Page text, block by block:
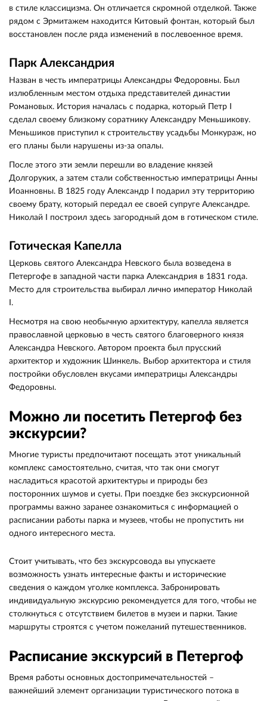
в стиле классицизма. Он отличается скромной отделкой. Также
рядом с Эрмитажем находится Китовый фонтан, который был
восстановлен после ряда изменений в послевоенное время.
Парк Александрия
Назван в честь императрицы Александры Федоровны. Был
излюбленным местом отдыха представителей династии
Романовых. История началась с подарка, который Петр I
сделал своему близкому соратнику Александру Меньшикову.
Меньшиков приступил к строительству усадьбы Монкураж, но
его планы были нарушены из-за опалы.
После этого эти земли перешли во владение князей
Долгоруких, а затем стали собственностью императрицы Анны
Иоанновны. В 1825 году Александр I подарил эту территорию
своему брату, который передал ее своей супруге Александре.
Николай I построил здесь загородный дом в готическом стиле.
Готическая Капелла
Церковь святого Александра Невского была возведена в
Петергофе в западной части парка Александрия в 1831 года.
Место для строительства выбирал лично император Николай
I.
Несмотря на свою необычную архитектуру, капелла является
православной церковью в честь святого благоверного князя
Александра Невского. Автором проекта был прусский
архитектор и художник Шинкель. Выбор архитектора и стиля
постройки обусловлен вкусами императрицы Александры
Федоровны.
Можно ли посетить Петергоф без
экскурсии?
Многие туристы предпочитают посещать этот уникальный
комплекс самостоятельно, считая, что так они смогут
насладиться красотой архитектуры и природы без
посторонних шумов и суеты. При поездке без экскурсионной
программы важно заранее ознакомиться с информацией о
расписании работы парка и музеев, чтобы не пропустить ни
одного интересного места.
Стоит учитывать, что без экскурсовода вы упускаете
возможность узнать интересные факты и исторические
сведения о каждом уголке комплекса. Забронировать
индивидуальную экскурсию рекомендуется для того, чтобы не
столкнуться с отсутствием билетов в музеи и парки. Такие
маршруты строятся с учетом пожеланий путешественников.
Расписание экскурсий в Петергоф
Время работы основных достопримечательностей –
важнейший элемент организации туристического потока в